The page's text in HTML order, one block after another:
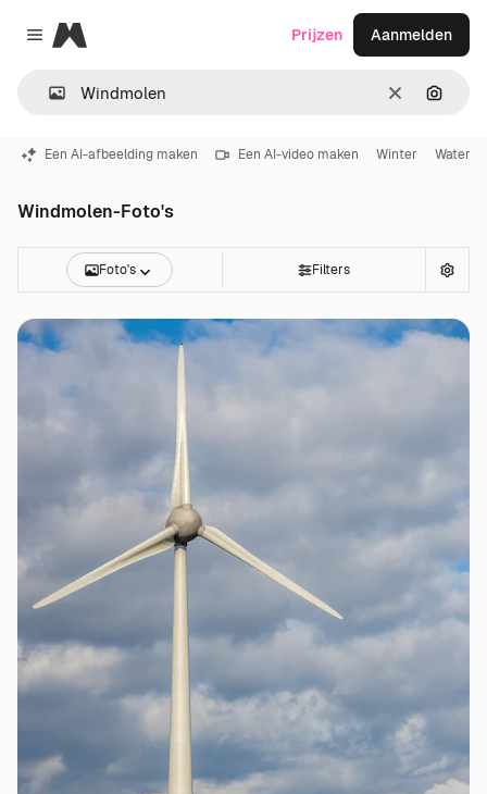
Close menu
Magnific
Wissen
Prijzen Aanmelden
Een AI-afbeelding maken Een AI-video maken Winter Water
Windmolen-Foto's
Foto's Filters